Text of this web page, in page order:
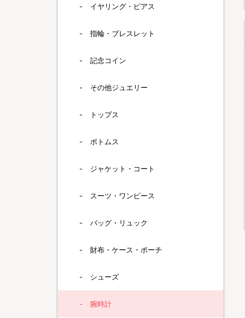
イヤリング・ピアス
指輪・ブレスレット
記念コイン
その他ジュエリー
トップス
ボトムス
ジャケット・コート
スーツ・ワンピース
バッグ・リュック
財布・ケース・ポーチ
シューズ
腕時計